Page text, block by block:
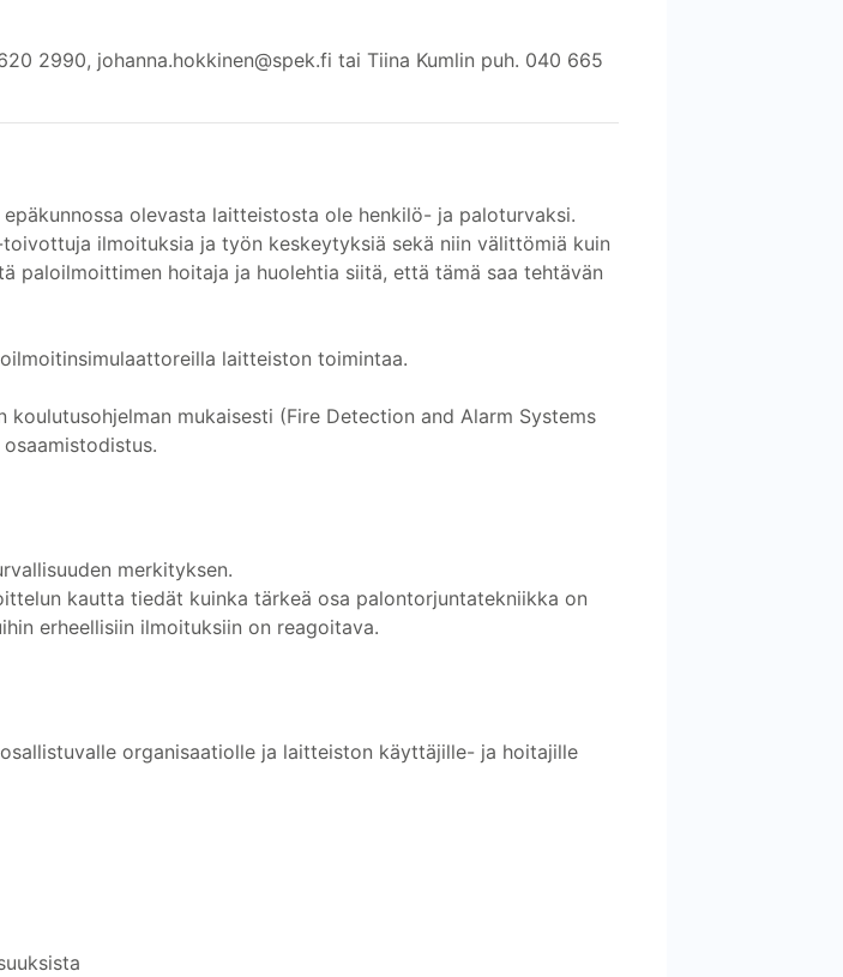
2990, johanna.hokkinen@spek.fi tai Tiina Kumlin puh. 040 665
olevasta laitteistosta ole henkilö- ja paloturvaksi.
ilmoituksia ja työn keskeytyksiä sekä niin välittömiä kuin
paloilmoittimen hoitaja ja huolehtia siitä, että tämä saa tehtävän
laitteiston toimintaa.
mukaisesti (Fire Detection and Alarm Systems
merkityksen.
kautta tiedät kuinka tärkeä osa palontorjuntatekniikka on
erheellisiin ilmoituksiin on reagoitava.
organisaatiolle ja laitteiston käyttäjille- ja hoitajille